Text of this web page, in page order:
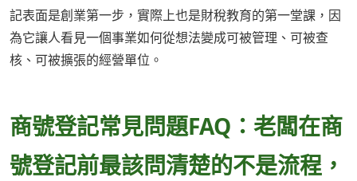
記表面是創業第一步，實際上也是財稅教育的第一堂課，因
為它讓人看見一個事業如何從想法變成可被管理、可被查
核、可被擴張的經營單位。
商號登記常見問題FAQ：老闆在商
號登記前最該問清楚的不是流程，